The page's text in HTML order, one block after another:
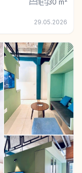
29.05.2026